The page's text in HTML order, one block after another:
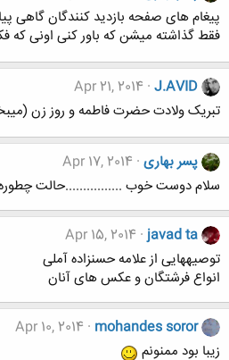
پیغام های صفحه بازدید کنندگان گاهی
فقط گذاشته میشن که باور کنی اونی که
J.AVID
Apr 21, 2014
تبریک ولادت حضرت فاطمه و روز زن
پسر بهاری Apr 17, 2014
سلام دوست خوب ................حالت
javad ta
Apr 15, 2014
توصیه‏هایى از علامه حسن‏زاده آملى
انواع فرشتگان و عکس های آنان
mohandes soror
Apr 10, 2014
زیبا بود ممنونم